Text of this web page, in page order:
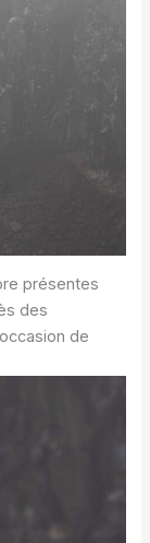
présentes
des
de